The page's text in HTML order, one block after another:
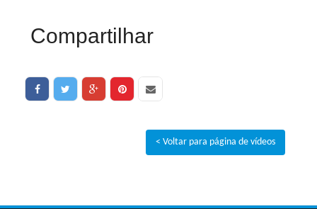
Compartilhar
< Voltar para página de vídeos